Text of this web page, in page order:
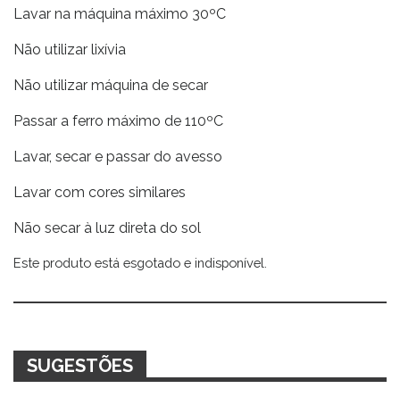
Lavar na máquina máximo 30ºC
Não utilizar lixívia
Não utilizar máquina de secar
Passar a ferro máximo de 110ºC
Lavar, secar e passar do avesso
Lavar com cores similares
Não secar à luz direta do sol
Este produto está esgotado e indisponível.
Alternative:
SUGESTÕES